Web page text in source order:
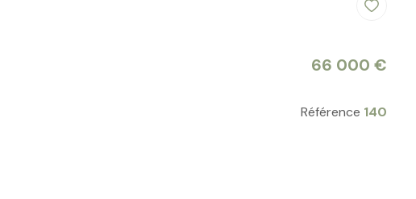
66 000 €
Référence 140